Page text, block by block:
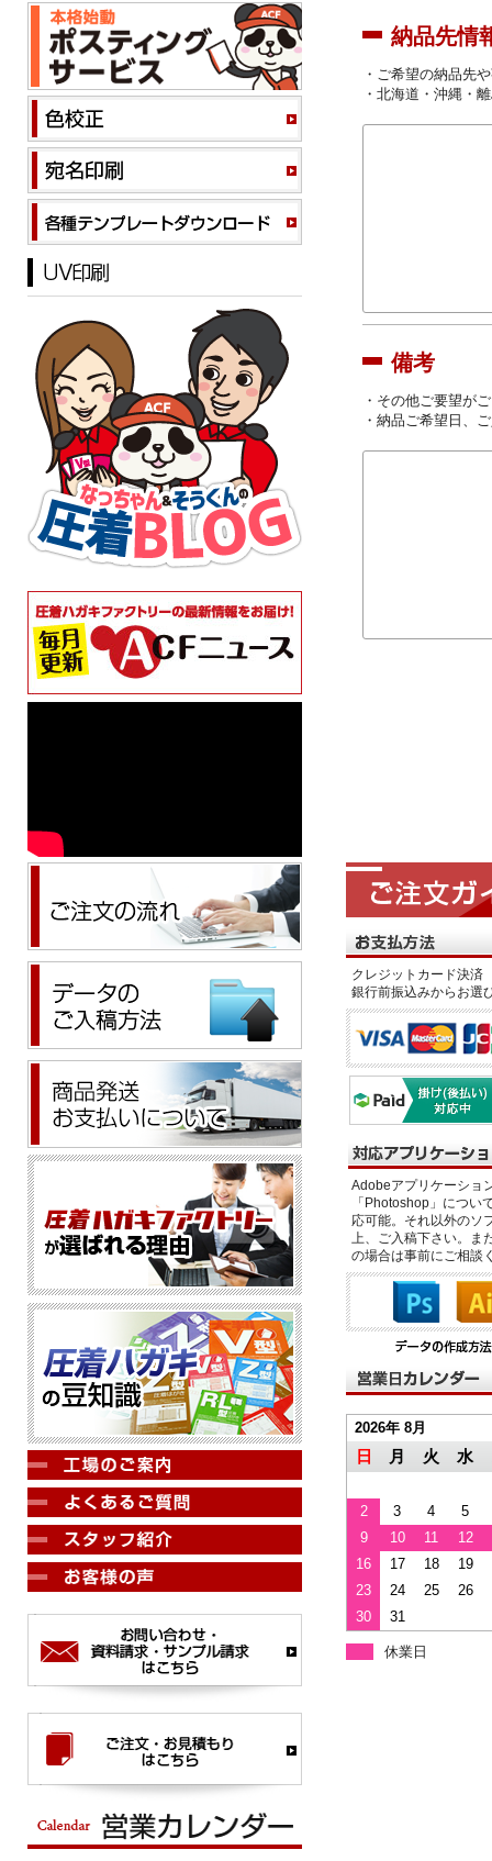
納品先情
・ご希望の納品先
・北海道・沖縄・
備考
・その他ご要望が
・納品ご希望日、
クレジットカード決
銀行前振込みからお選
Adobeアプリケーショ
「Photoshop」につい
応可能。それ以外のソ
上、ご入稿下さい。ま
の場合は事前にご相談
2026年 8月
日 月 火 水
2 3 4
5
9
10 11
12
16
17 18
19
23
24 25
26
30
31
休業日